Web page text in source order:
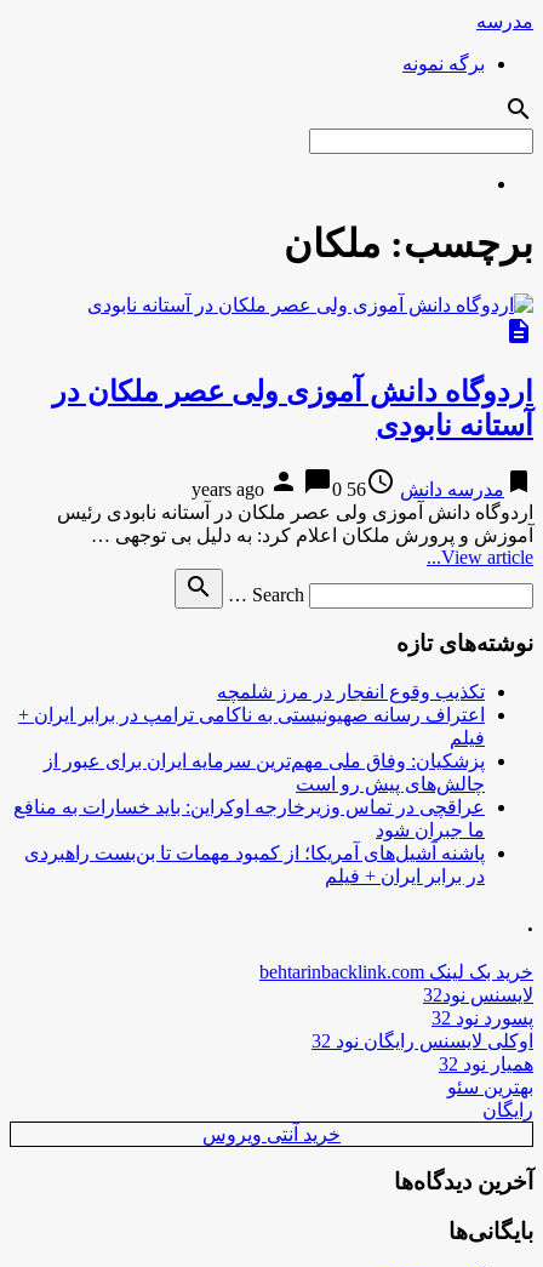
مدرسه
برگه نمونه
search
برچسب: ملکان
description
اردوگاه دانش آموزی ولی عصر ملکان در
آستانه نابودی
bookmark مدرسه دانش access_time
56 years ago
person chat_bubble0
اردوگاه دانش آموزی ولی عصر ملکان در آستانه نابودی رئیس
آموزش و پرورش ملکان اعلام کرد: به دلیل بی توجهی …
View article...
Search …
search
نوشته‌های تازه
تکذیب وقوع انفجار در مرز شلمچه
اعتراف رسانه صهیونیستی به ناکامی ترامپ در برابر ایران +
فیلم
پزشکیان: وفاق ملی مهم‌ترین سرمایه ایران برای عبور از
چالش‌های پیش رو است
عراقچی در تماس وزیرخارجه اوکراین: باید خسارات به منافع
ما جبران شود
پاشنه آشیل‌های آمریکا؛ از کمبود مهمات تا بن‌بست راهبردی
در برابر ایران + فیلم
.
خرید بک لینک behtarinbacklink.com
لایسنس نود32
پسورد نود 32
اوکلی لایسنس رایگان نود 32
همیار نود 32
بهترین سئو
رایگان
خرید آنتی ویروس
آخرین دیدگاه‌ها
بایگانی‌ها